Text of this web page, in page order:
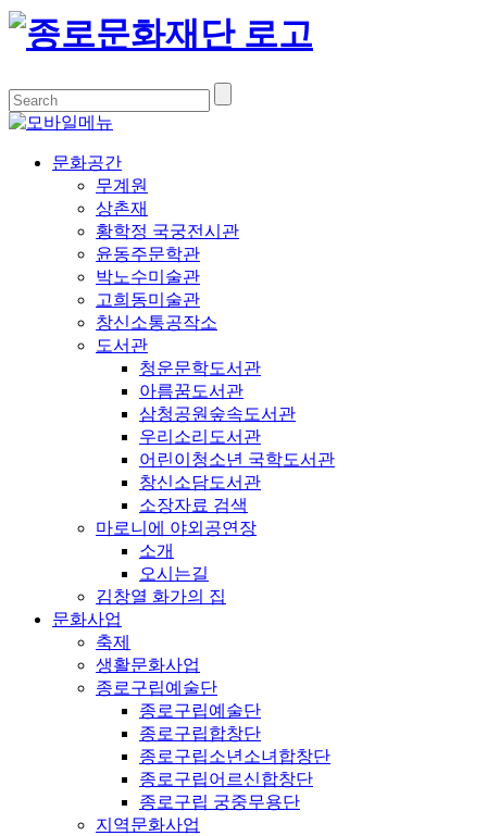
문화공간
무계원
상촌재
황학정 국궁전시관
윤동주문학관
박노수미술관
고희동미술관
창신소통공작소
도서관
청운문학도서관
아름꿈도서관
삼청공원숲속도서관
우리소리도서관
어린이청소년 국학도서관
창신소담도서관
소장자료 검색
마로니에 야외공연장
소개
오시는길
김창열 화가의 집
문화사업
축제
생활문화사업
종로구립예술단
종로구립예술단
종로구립합창단
종로구립소년소녀합창단
종로구립어르신합창단
종로구립 궁중무용단
지역문화사업